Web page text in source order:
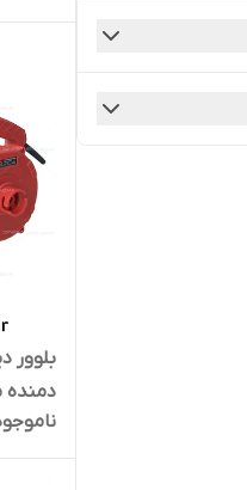
دمنده